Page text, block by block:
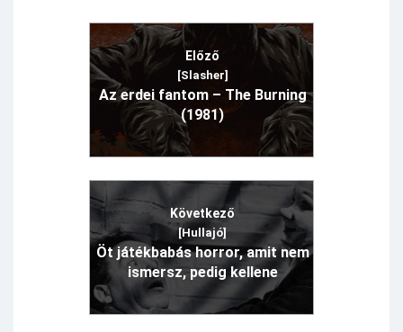
Előző
[Slasher]
Az erdei fantom – The Burning
(1981)
Következő
[Hullajó]
Öt játékbabás horror, amit nem
ismersz, pedig kellene